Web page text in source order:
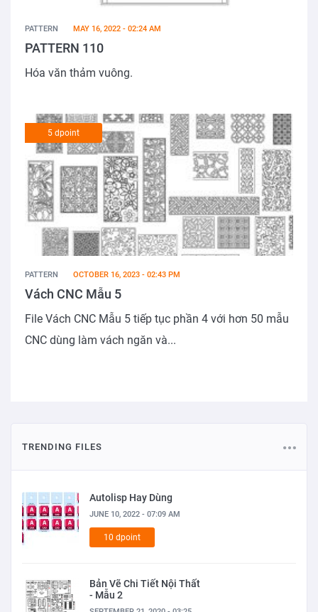
PATTERN MAY 16, 2022 - 02:24 AM
PATTERN 110
Hóa văn thảm vuông.
5 dpoint
PATTERN OCTOBER 16, 2023 - 02:43 PM
Vách CNC Mẫu 5
File Vách CNC Mẫu 5 tiếp tục phần 4 với hơn 50 mẫu
CNC dùng làm vách ngăn và...
TRENDING FILES
Autolisp Hay Dùng
JUNE 10, 2022 - 07:09 AM
10 dpoint
Bản Vẽ Chi Tiết Nội Thất
- Mẫu 2